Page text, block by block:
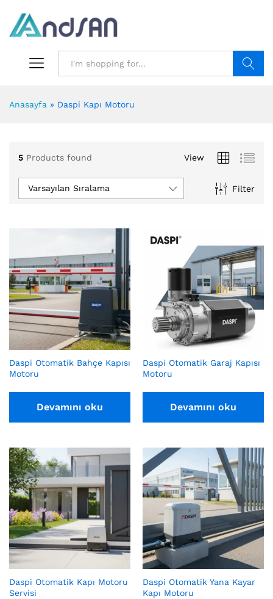
Anasayfa » Daspi Kapı Motoru
5 Products found View
Filter
Varsayılan Sıralama
Daspi Otomatik Bahçe Kapısı
Motoru
Devamını oku
Daspi Otomatik Garaj Kapısı
Motoru
Devamını oku
Daspi Otomatik Kapı Motoru
Servisi
Daspi Otomatik Yana Kayar
Kapı Motoru